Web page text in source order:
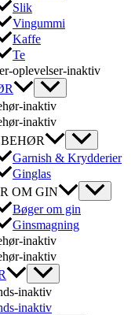
Slik
Vingummi
Kaffe
Te
oplevelser-inaktiv
inaktiv
inaktiv
Garnish & Krydderier
Ginglas
OM GIN
Bøger om gin
Ginsmagning
inaktiv
inaktiv
inaktiv
inaktiv